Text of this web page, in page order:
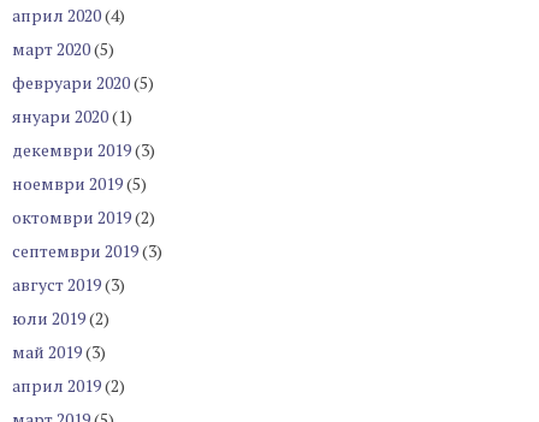
април 2020(4)
март 2020(5)
февруари 2020(5)
януари 2020(1)
декември 2019(3)
ноември 2019(5)
октомври 2019(2)
септември 2019(3)
август 2019(3)
юли 2019(2)
май 2019(3)
април 2019(2)